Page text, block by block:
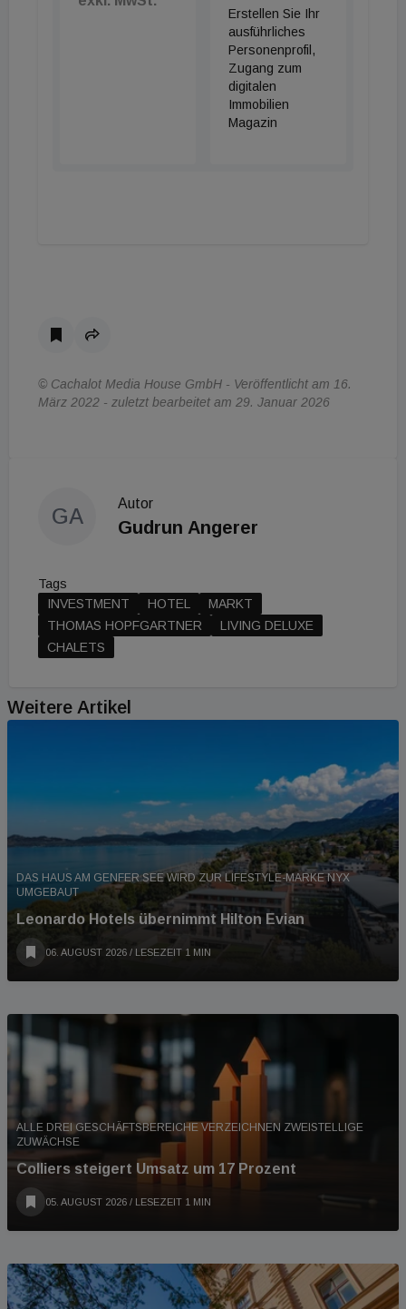
Erstellen Sie Ihr
ausführliches
Personenprofil,
Zugang zum
digitalen
Immobilien
Magazin
© Cachalot Media House GmbH - Veröffentlicht am 16.
März 2022 - zuletzt bearbeitet am 29. Januar 2026
GA
Autor
Gudrun Angerer
Tags
INVESTMENT
HOTEL
MARKT
THOMAS HOPFGARTNER
LIVING DELUXE
CHALETS
Weitere Artikel
DAS HAUS AM GENFER SEE WIRD ZUR LIFESTYLE-MARKE NYX
UMGEBAUT
Leonardo Hotels übernimmt Hilton Evian
06. AUGUST 2026 / LESEZEIT 1 MIN
ALLE DREI GESCHÄFTSBEREICHE VERZEICHNEN ZWEISTELLIGE
ZUWÄCHSE
Colliers steigert Umsatz um 17 Prozent
05. AUGUST 2026 / LESEZEIT 1 MIN